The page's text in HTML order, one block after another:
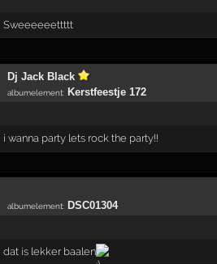
Sweeeeeettttt
Dj Jack Black
albumelement: Kerstfeestje 172
i wanna party lets rock the party!!
albumelement: DSC01304
dat is lekker baalen